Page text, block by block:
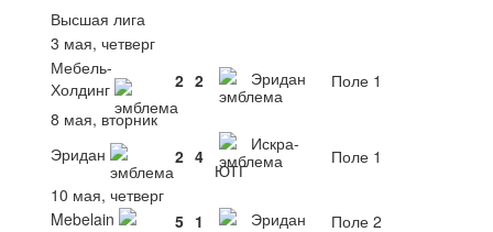
Высшая лига
3 мая, четверг
Мебель-
Холдинг
2 2 Эридан
Поле 1
8 мая, вторник
Эридан
2 4
Искра-
ЮТГ
Поле 1
10 мая, четверг
Mebelain
5 1 Эридан
Поле 2